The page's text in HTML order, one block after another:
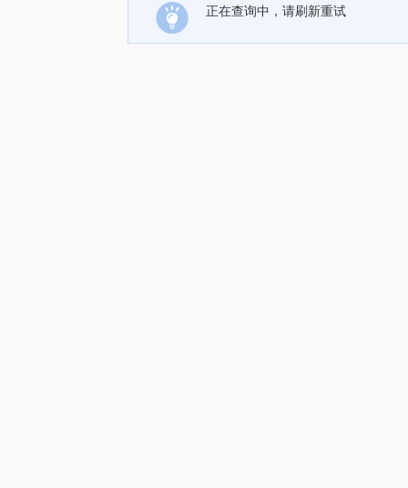
正在查询中，请刷新重试